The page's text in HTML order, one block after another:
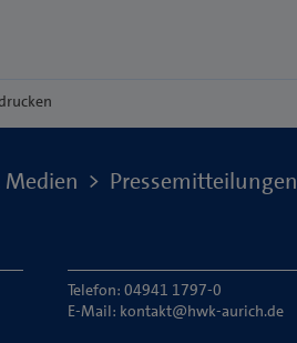
Medien Pressemitteilungen
Telefon: 04941 1797-0
E-Mail: kontakt@hwk-aurich.de